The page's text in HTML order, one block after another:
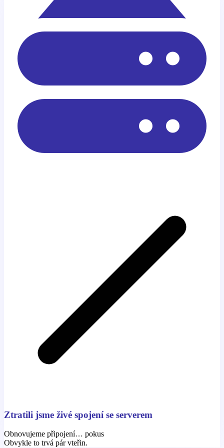
Ztratili jsme živé spojení se serverem
Obnovujeme připojení… pokus
Obvykle to trvá pár vteřin.